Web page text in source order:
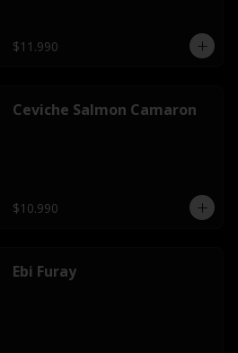
$11.990
Ceviche Salmon Camaron
$10.990
Ebi Furay